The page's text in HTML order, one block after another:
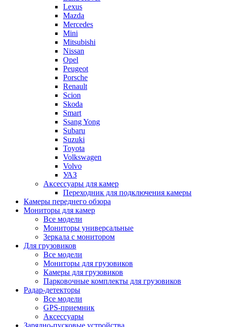
Lexus
Mazda
Mercedes
Mini
Mitsubishi
Nissan
Opel
Peugeot
Porsche
Renault
Scion
Skoda
Smart
Ssang Yong
Subaru
Suzuki
Toyota
Volkswagen
Volvo
УАЗ
Аксессуары для камер
Переходник для подключения камеры
Камеры переднего обзора
Мониторы для камер
Все модели
Мониторы универсальные
Зеркала с монитором
Для грузовиков
Все модели
Мониторы для грузовиков
Камеры для грузовиков
Парковочные комплекты для грузовиков
Радар-детекторы
Все модели
GPS-приемник
Аксессуары
Зарядно-пусковые устройства